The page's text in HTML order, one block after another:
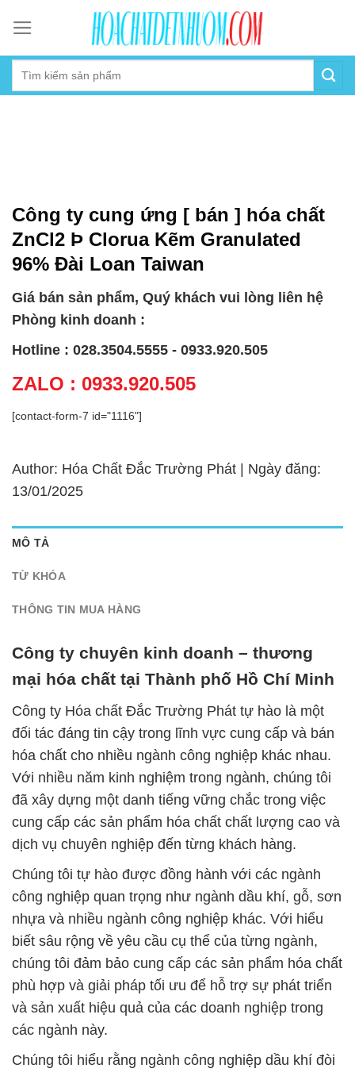
content
Công ty cung ứng [ bán ] hóa chất
ZnCl2 Þ Clorua Kẽm Granulated
96% Đài Loan Taiwan
Giá bán sản phẩm, Quý khách vui lòng liên hệ
Phòng kinh doanh :
Hotline : 028.3504.5555 - 0933.920.505
ZALO : 0933.920.505
[contact-form-7 id="1116"]
Author: Hóa Chất Đắc Trường Phát | Ngày đăng:
13/01/2025
MÔ TẢ
TỪ KHÓA
THÔNG TIN MUA HÀNG
Công ty chuyên kinh doanh – thương
mại hóa chất tại Thành phố Hồ Chí Minh
Công ty Hóa chất Đắc Trường Phát tự hào là một
đối tác đáng tin cậy trong lĩnh vực cung cấp và bán
hóa chất cho nhiều ngành công nghiệp khác nhau.
Với nhiều năm kinh nghiệm trong ngành, chúng tôi
đã xây dựng một danh tiếng vững chắc trong việc
cung cấp các sản phẩm hóa chất chất lượng cao và
dịch vụ chuyên nghiệp đến từng khách hàng.
Chúng tôi tự hào được đồng hành với các ngành
công nghiệp quan trọng như ngành dầu khí, gỗ, sơn
nhựa và nhiều ngành công nghiệp khác. Với hiểu
biết sâu rộng về yêu cầu cụ thể của từng ngành,
chúng tôi đảm bảo cung cấp các sản phẩm hóa chất
phù hợp và giải pháp tối ưu để hỗ trợ sự phát triển
và sản xuất hiệu quả của các doanh nghiệp trong
các ngành này.
Chúng tôi hiểu rằng ngành công nghiệp dầu khí đòi